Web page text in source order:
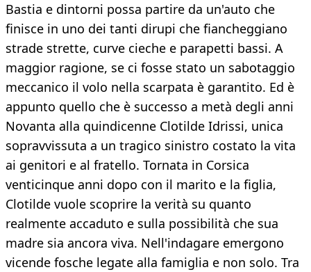
Bastia e dintorni possa partire da un'auto che
finisce in uno dei tanti dirupi che fiancheggiano
strade strette, curve cieche e parapetti bassi. A
maggior ragione, se ci fosse stato un sabotaggio
meccanico il volo nella scarpata è garantito. Ed è
appunto quello che è successo a metà degli anni
Novanta alla quindicenne Clotilde Idrissi, unica
sopravvissuta a un tragico sinistro costato la vita
ai genitori e al fratello. Tornata in Corsica
venticinque anni dopo con il marito e la figlia,
Clotilde vuole scoprire la verità su quanto
realmente accaduto e sulla possibilità che sua
madre sia ancora viva. Nell'indagare emergono
vicende fosche legate alla famiglia e non solo. Tra